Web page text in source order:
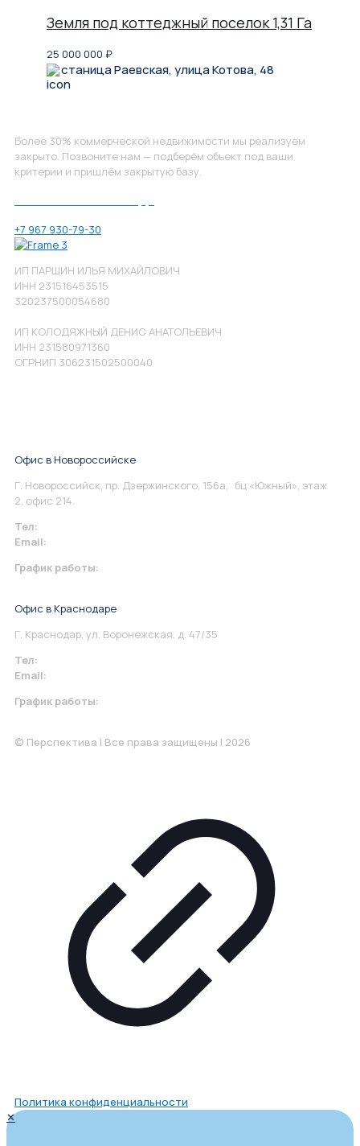
Земля под коттеджный поселок 1,31 Га
25 000 000 ₽
станица Раевская, улица Котова, 48
Более 30% коммерческой недвижимости мы реализуем
закрыто. Позвоните нам — подберём объект под ваши
критерии и пришлём закрытую базу.
+7 967 930-79-30
ИП ПАРШИН ИЛЬЯ МИХАЙЛОВИЧ
ИНН 231516453515
320237500054680
ИП КОЛОДЯЖНЫЙ ДЕНИС АНАТОЛЬЕВИЧ
ИНН 231580971360
ОГРНИП 306231502500040
Офис в Новороссийске
Г. Новороссийск, пр. Дзержинского, 156а, бц «Южный», этаж
2, офис 214.
Тел:
Email:
График работы:
Офис в Краснодаре
Г. Краснодар, ул. Воронежская, д. 47/35
Тел:
Email:
График работы:
© Перспектива | Все права защищены | 2026
Политика конфиденциальности
✕